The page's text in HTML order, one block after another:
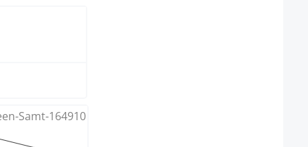
Option ist zurzeit nicht verfügbar.)